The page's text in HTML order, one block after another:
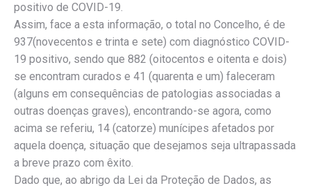
positivo de COVID-19.
Assim, face a esta informação, o total no Concelho, é de
937(novecentos e trinta e sete) com diagnóstico COVID-
19 positivo, sendo que 882 (oitocentos e oitenta e dois)
se encontram curados e 41 (quarenta e um) faleceram
(alguns em consequências de patologias associadas a
outras doenças graves), encontrando-se agora, como
acima se referiu, 14 (catorze) munícipes afetados por
aquela doença, situação que desejamos seja ultrapassada
a breve prazo com êxito.
Dado que, ao abrigo da Lei da Proteção de Dados, as